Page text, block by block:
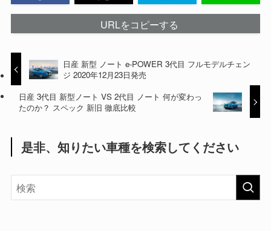
URLをコピーする
日産 新型 ノート e-POWER 3代目 フルモデルチェン
ジ 2020年12月23日発売
日産 3代目 新型ノート VS 2代目 ノート 何が変わっ
たのか？ スペック 新旧 徹底比較
是非、知りたい車種を検索してください